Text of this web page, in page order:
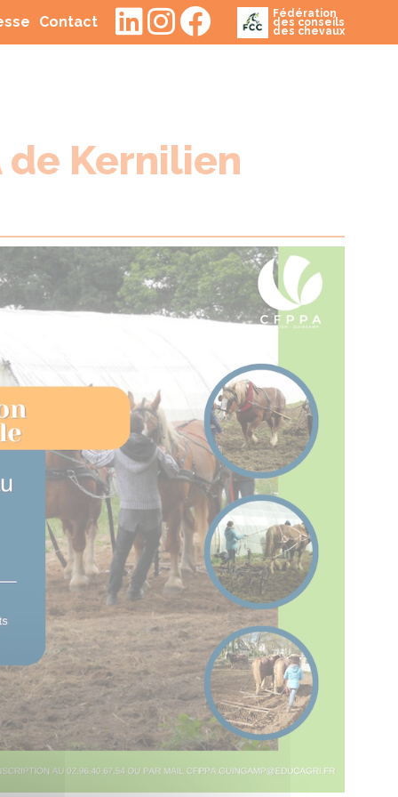
(current)
Contact(current) Fédération
des conseils
des chevaux
de Kernilien